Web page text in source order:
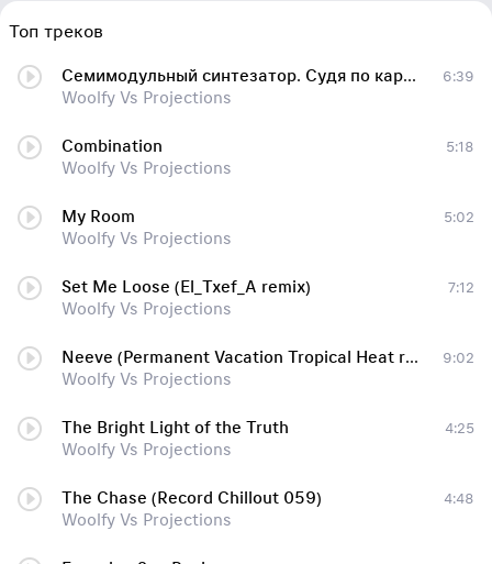
Топ треков
Семимодульный синтезатор. Судя по картинкам такой же зеленый. Absynth (Marcus Worgull remix)
Woolfy Vs Projections
6:39
Combination
Woolfy Vs Projections
5:18
My Room
Woolfy Vs Projections
5:02
Set Me Loose (El_Txef_A remix)
Woolfy Vs Projections
7:12
Neeve (Permanent Vacation Tropical Heat remix)
Woolfy Vs Projections
9:02
The Bright Light of the Truth
Woolfy Vs Projections
4:25
The Chase (Record Chillout 059)
Woolfy Vs Projections
4:48